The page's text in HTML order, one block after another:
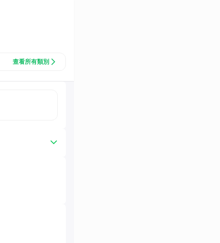
查看所有類別